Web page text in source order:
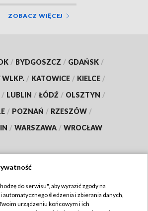
ZOBACZ WIĘCEJ
/ BYDGOSZCZ / GDAŃSK /
WLKP. / KATOWICE / KIELCE /
/ LUBLIN / ŁÓDŹ / OLSZTYN /
/ POZNAŃ / RZESZÓW /
/ WARSZAWA / WROCŁAW
TVP
do serwisu", aby wyrazić zgody na
śledzenia i zbierania danych,
urządzeniu końcowym i ich